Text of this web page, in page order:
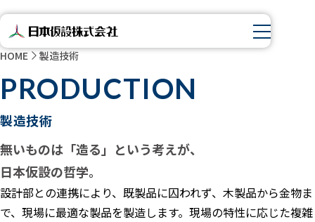
HOME 製造技術
PRODUCTION
製造技術
無いものは「造る」という考えが、
日本仮設の哲学。
設計部との連携により、既製品に囚われず、木製品から金物ま
で、現場に最適な製品を製造します。現場の特性に応じた複雑